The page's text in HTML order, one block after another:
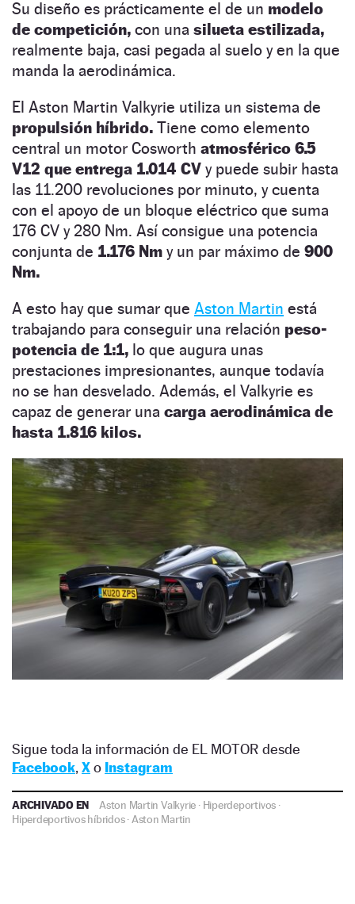
Su diseño es prácticamente el de un modelo
de competición, con una silueta estilizada,
realmente baja, casi pegada al suelo y en la que
manda la aerodinámica.
El Aston Martin Valkyrie utiliza un sistema de
propulsión híbrido. Tiene como elemento
central un motor Cosworth atmosférico 6.5
V12 que entrega 1.014 CV y puede subir hasta
las 11.200 revoluciones por minuto, y cuenta
con el apoyo de un bloque eléctrico que suma
176 CV y 280 Nm. Así consigue una potencia
conjunta de 1.176 Nm y un par máximo de 900
Nm.
A esto hay que sumar que Aston Martin está
trabajando para conseguir una relación peso-
potencia de 1:1, lo que augura unas
prestaciones impresionantes, aunque todavía
no se han desvelado. Además, el Valkyrie es
capaz de generar una carga aerodinámica de
hasta 1.816 kilos.
Sigue toda la información de EL MOTOR desde
Facebook, Xo Instagram
ARCHIVADO EN Aston Martin Valkyrie · Hiperdeportivos ·
Hiperdeportivos híbridos· Aston Martin